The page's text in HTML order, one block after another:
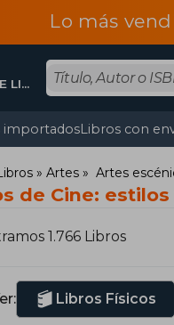
Lo más
CERCADO DE LIMA, Lima
importadosLibros con
Artes Artes
de Cine:
1.766 Libros
Libros Físicos